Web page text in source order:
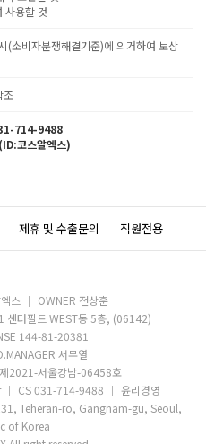
사용할 것
(소비자분쟁해결기준)에 의거하여 보상
조
714-9488
코스알엑스)
제휴 및 수출문의 직원전용
스
OWNER 전상훈
센터필드 WEST동 5층, (06142)
144-81-20381
서무열
2021-서울강남-06458호
CS 031-714-9488
윤리경영
Teheran-ro, Gangnam-gu, Seoul,
of Korea